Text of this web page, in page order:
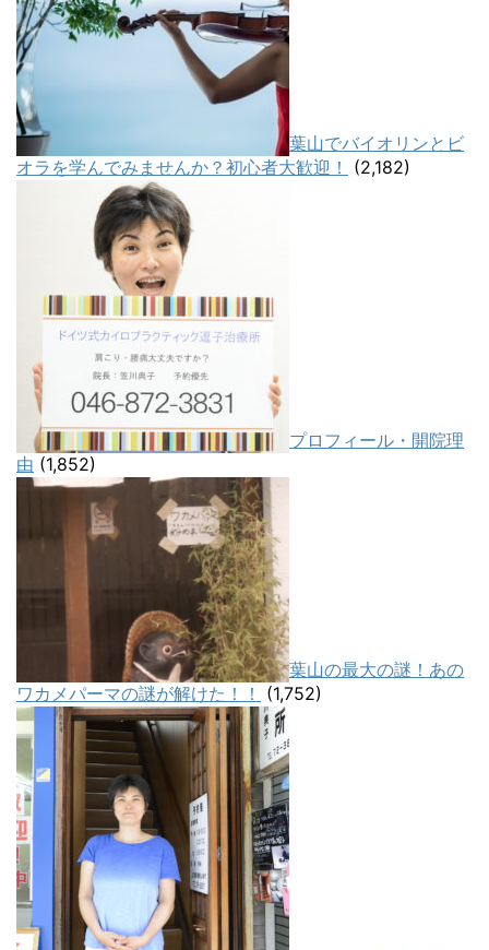
葉山でバイオリンとビ
オラを学んでみませんか？初心者大歓迎！
(2,182)
プロフィール・開院理
由 (1,852)
葉山の最大の謎！あの
ワカメパーマの謎が解けた！！
(1,752)